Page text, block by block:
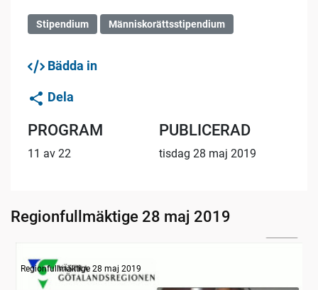
Stipendium Människorättsstipendium
Bädda in
Dela
PROGRAM
11 av 22
PUBLICERAD
tisdag 28 maj 2019
Regionfullmäktige 28 maj 2019
Information
Regionfullmäktige 28 maj 2019